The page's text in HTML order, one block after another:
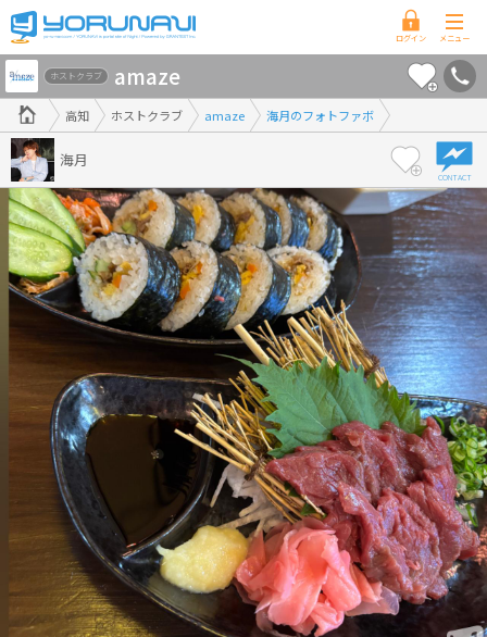
高
知
県
版
高知 ホストクラブ amaze 海月のフォトファボ
ホストクラブ amaze
海月